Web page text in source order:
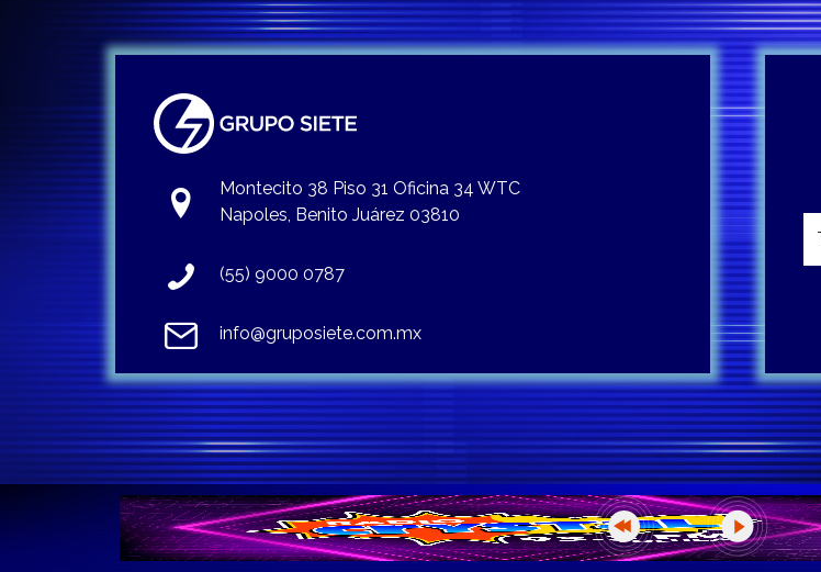
Montecito 38 Piso 31 Oficina 34 WTC
Napoles, Benito Juárez 03810
(55) 9000 0787
info@gruposiete.com.mx